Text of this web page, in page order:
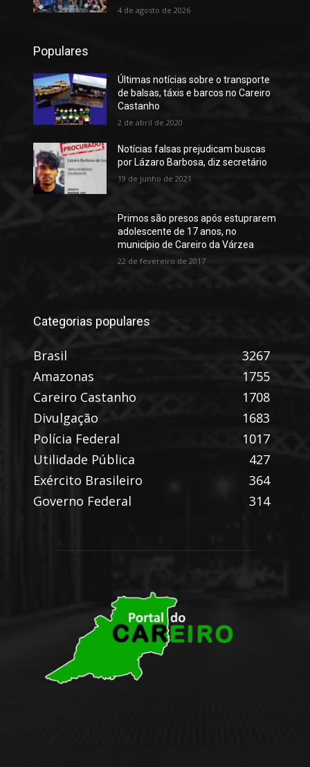
4 de agosto de 2026
Populares
Últimas notícias sobre o transporte
de balsas, táxis e barcos no Careiro
Castanho
2 de abril de 2020
Notícias falsas prejudicam buscas
por Lázaro Barbosa, diz secretário
19 de junho de 2021
Primos são presos após estuprarem
adolescente de 17 anos, no
município de Careiro da Várzea
22 de fevereiro de 2017
Categorias populares
Brasil
3267
Amazonas
1755
Careiro Castanho
1708
Divulgação
1683
Polícia Federal
1017
Utilidade Pública
427
Exército Brasileiro
364
Governo Federal
314